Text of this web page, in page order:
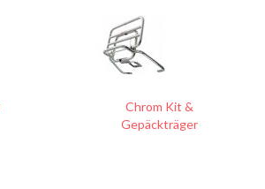
Chrom Kit &
Gepäckträger